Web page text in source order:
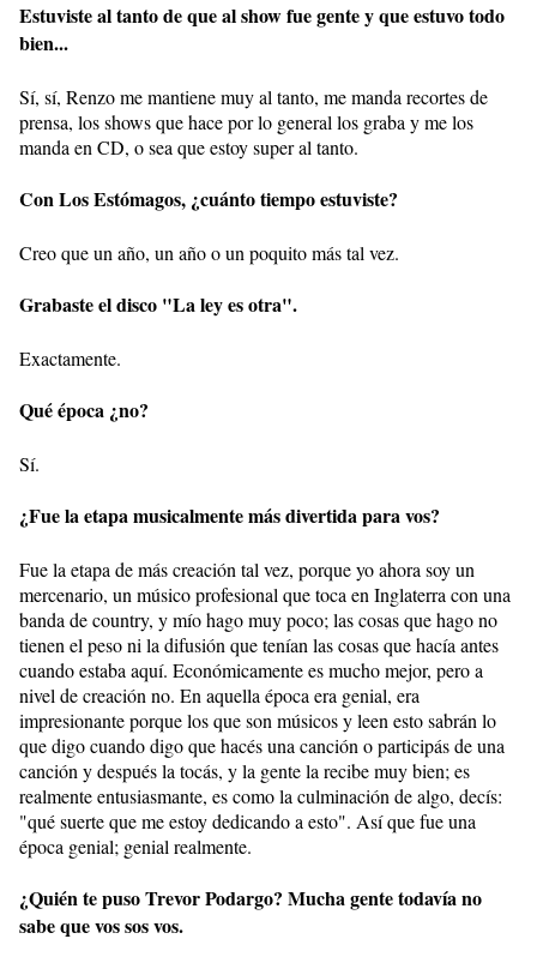
Estuviste al tanto de que al show fue gente y que estuvo todo
bien...
Sí, sí, Renzo me mantiene muy al tanto, me manda recortes de
prensa, los shows que hace por lo general los graba y me los
manda en CD, o sea que estoy super al tanto.
Con Los Estómagos, ¿cuánto tiempo estuviste?
Creo que un año, un año o un poquito más tal vez.
Grabaste el disco "La ley es otra".
Exactamente.
Qué época ¿no?
Sí.
¿Fue la etapa musicalmente más divertida para vos?
Fue la etapa de más creación tal vez, porque yo ahora soy un
mercenario, un músico profesional que toca en Inglaterra con una
banda de country, y mío hago muy poco; las cosas que hago no
tienen el peso ni la difusión que tenían las cosas que hacía antes
cuando estaba aquí. Económicamente es mucho mejor, pero a
nivel de creación no. En aquella época era genial, era
impresionante porque los que son músicos y leen esto sabrán lo
que digo cuando digo que hacés una canción o participás de una
canción y después la tocás, y la gente la recibe muy bien; es
realmente entusiasmante, es como la culminación de algo, decís:
"qué suerte que me estoy dedicando a esto". Así que fue una
época genial; genial realmente.
¿Quién te puso Trevor Podargo? Mucha gente todavía no
sabe que vos sos vos.